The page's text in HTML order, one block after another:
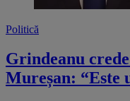
Politică
Grindeanu
Mureșan: “Este